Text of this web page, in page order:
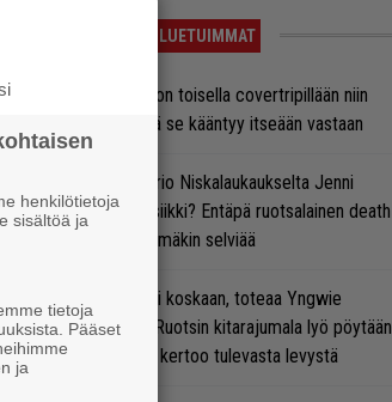
LUETUIMMAT
Arvio: Saimaa on toisella covertripillään niin
suvereeni, että se kääntyy itseään vastaan
Miten taipuu Trio Niskalaukaukselta Jenni
Vartiaisen musiikki? Entäpä ruotsalainen death
metal? Pian tämäkin selviää
Se on nyt tai ei koskaan, toteaa Yngwie
Malmsteen – Ruotsin kitarajumala lyö pöytään
uuden biisin ja kertoo tulevasta levystä
henkilötietoja
sisältöä ja
tietoja
Pääset
ja